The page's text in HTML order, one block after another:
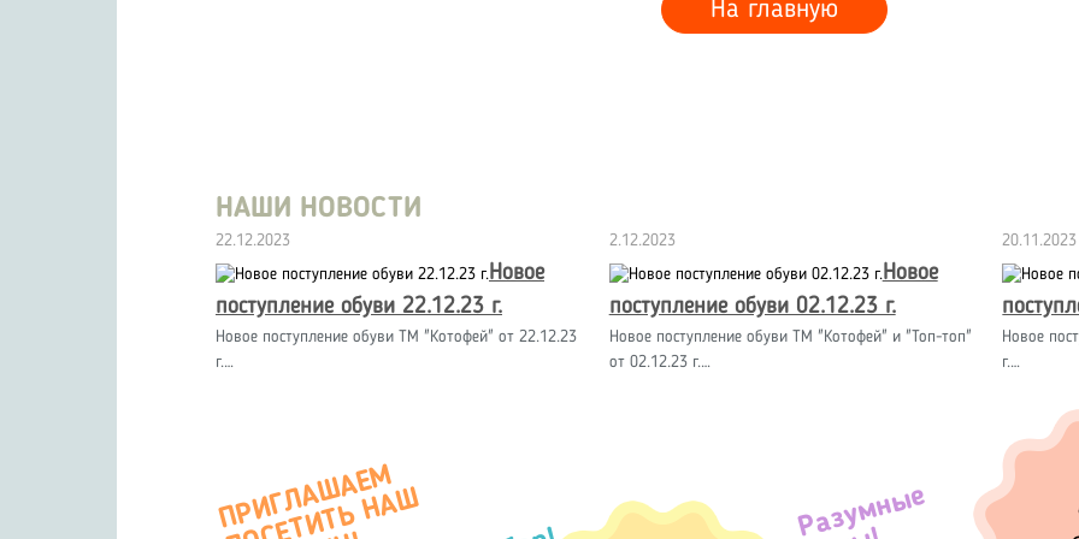
На главную
НАШИ НОВОСТИ
22.12.2023
Новое
поступление обуви 22.12.23 г.
Новое поступление обуви ТМ "Котофей" от 22.12.23
г.…
2.12.2023
Новое
поступление обуви 02.12.23 г.
Новое поступление обуви ТМ "Котофей" и "Топ-топ"
от 02.12.23 г.…
20.11.2023
Новое
г.…
П
Р
И
Г
А
Ш
А
Е
М
О
С
Е
Т
И
Т
Ь
Н
А
М
А
Г
А
З
И Разумные